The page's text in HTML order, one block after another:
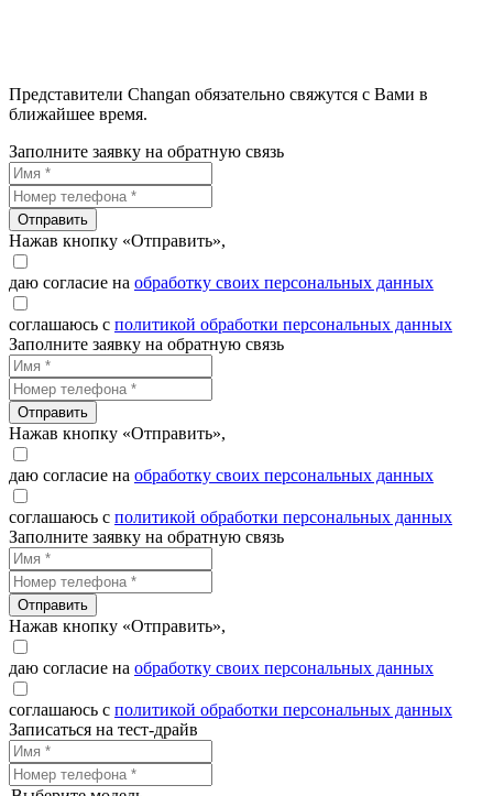
Представители Changan обязательно свяжутся с Вами в
ближайшее время.
Заполните заявку на обратную связь
Отправить
Нажав кнопку «Отправить»,
даю согласие на обработку своих персональных данных
соглашаюсь с политикой обработки персональных данных
Заполните заявку на обратную связь
Отправить
Нажав кнопку «Отправить»,
даю согласие на обработку своих персональных данных
соглашаюсь с политикой обработки персональных данных
Заполните заявку на обратную связь
Отправить
Нажав кнопку «Отправить»,
даю согласие на обработку своих персональных данных
соглашаюсь с политикой обработки персональных данных
Записаться на тест-драйв